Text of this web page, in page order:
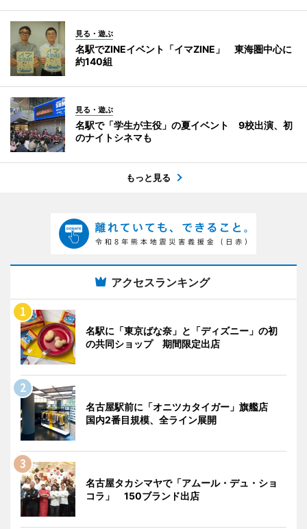
見る・遊ぶ
名駅でZINEイベント「イマZINE」 東海圏中心に
約140組
見る・遊ぶ
名駅で「学生が主役」の夏イベント 9校出演、初
のナイトシネマも
もっと見る
アクセスランキング
名駅に「東京ばな奈」と「ディズニー」の初
の共同ショップ 期間限定出店
名古屋駅前に「オニツカタイガー」旗艦店
国内2番目規模、全ライン展開
名古屋タカシマヤで「アムール・デュ・ショ
コラ」 150ブランド出店